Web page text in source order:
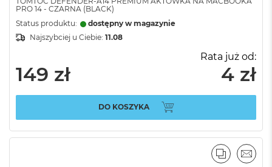
PRO 14 - CZARNA (BLACK)
Status produktu:
dostępny w magazynie
Najszybciej u Ciebie: 11.08
149 zł
Rata już od:
4 zł
DO KOSZYKA